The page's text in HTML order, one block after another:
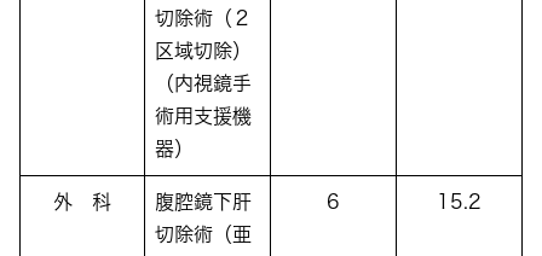
切除術（２
区域切除）
（内視鏡手
術用支援機
器）
外 科
腹腔鏡下肝
切除術（亜
6 15.2